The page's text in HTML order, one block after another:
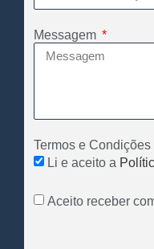
Messagem
Termos e Condições
Li e aceito a
Aceito receber